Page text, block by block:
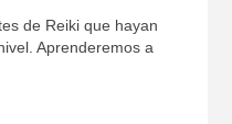
de Reiki que hayan
Aprenderemos a